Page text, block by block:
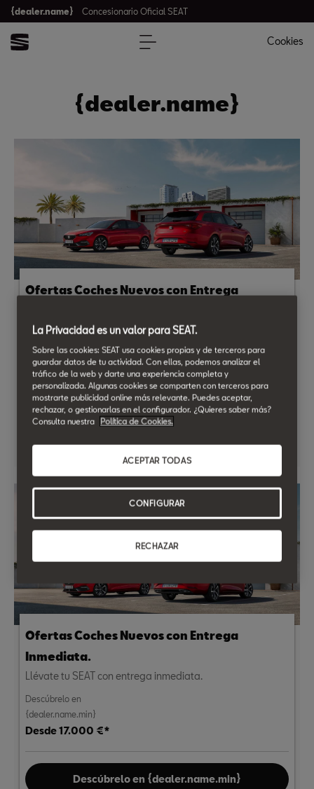
{dealer.name} Concesionario Oficial SEAT
Cookies
{dealer.name}
Ofertas Coches Nuevos con Entrega
Llévate tu SEAT con entrega inmediata.
Descúbrelo en
{dealer.name.min}
Desde 165 €/mes*
Ofertas Coches Nuevos con Entrega
Inmediata.
Llévate tu SEAT con entrega inmediata.
Descúbrelo en
{dealer.name.min}
Desde 17.000 €*
Descúbrelo en {dealer.name.min}
La Privacidad es un valor para SEAT.
Sobre las cookies: SEAT usa cookies propias y de terceros para
guardar datos de tu actividad. Con ellas, podemos analizar el
tráfico de la web y darte una experiencia completa y
personalizada. Algunas cookies se comparten con terceros para
mostrarte publicidad online más relevante. Puedes aceptar,
rechazar, o gestionarlas en el configurador. ¿Quieres saber más?
Consulta nuestra
Política de Cookies.
RECHAZAR
ACEPTAR TODAS
CONFIGURAR